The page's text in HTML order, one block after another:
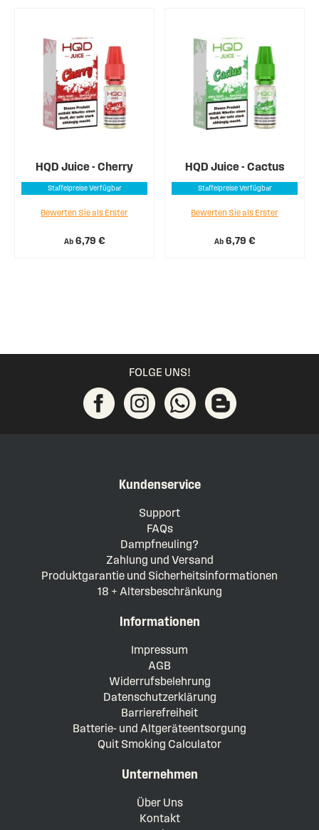
HQD Juice - Cherry
Staffelpreise Verfügbar
Ab 6,79 €
Bewerten Sie als Erster
HQD Juice - Cactus
Staffelpreise Verfügbar
Ab 6,79 €
Bewerten Sie als Erster
FOLGE UNS!
Kundenservice
Support
FAQs
Dampfneuling?
Zahlung und Versand
Produktgarantie und Sicherheitsinformationen
18 + Altersbeschränkung
Informationen
Impressum
AGB
Widerrufsbelehrung
Datenschutzerklärung
Barrierefreiheit
Batterie- und Altgeräteentsorgung
Quit Smoking Calculator
Unternehmen
Über Uns
Kontakt